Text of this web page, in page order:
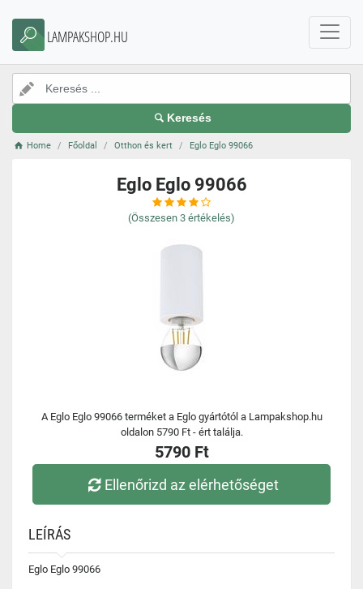
LAMPAKSHOP.HU
Keresés
Home Főoldal Otthon és kert Eglo Eglo 99066
Eglo Eglo 99066
(Összesen 3 értékelés)
A Eglo Eglo 99066 terméket a Eglo gyártótól a Lampakshop.hu
oldalon 5790 Ft - ért találja.
5790 Ft
Ellenőrizd az elérhetőséget
LEÍRÁS
Eglo Eglo 99066